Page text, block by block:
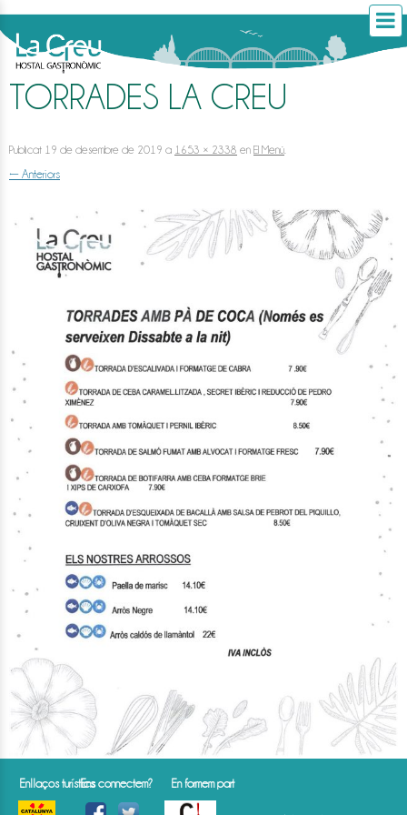
TORRADES LA CREU
Publicat 19 de desembre de 2019 a 1653 × 2338 en El Menú
← Anteriors
Enllaços turísticsEns connectem? En formem part